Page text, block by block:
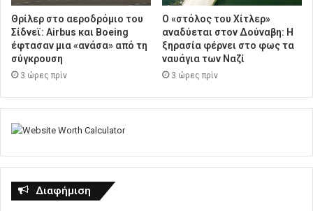
Θρίλερ στο αεροδρόμιο του
Σίδνεϊ: Airbus και Boeing
έφτασαν μια «ανάσα» από τη
σύγκρουση
3 ώρες πρίν
Ο «στόλος του Χίτλερ»
αναδύεται στον Δούναβη: Η
ξηρασία φέρνει στο φως τα
ναυάγια των Ναζί
3 ώρες πρίν
Διαφήμιση